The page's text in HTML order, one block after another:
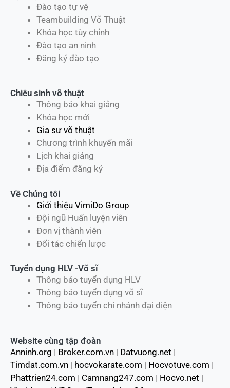
Đào tạo tự vệ
Teambuilding Võ Thuật
Khóa học tùy chỉnh
Đào tạo an ninh
Đăng ký đào tạo
Chiêu sinh võ thuật
Thông báo khai giảng
Khóa học mới
Gia sư võ thuật
Chương trình khuyến mãi
Lịch khai giảng
Địa điểm đăng ký
Về Chúng tôi
Giới thiệu VimiDo Group
Đội ngũ Huấn luyện viên
Đơn vị thành viên
Đối tác chiến lược
Tuyển dụng HLV -Võ sĩ
Thông báo tuyển dụng HLV
Thông báo tuyển dụng võ sĩ
Thông báo tuyển chi nhánh đại diện
Website cùng tập đoàn
Anninh.org | Broker.com.vn | Datvuong.net |
Timdat.com.vn | hocvokarate.com | Hocvotuve.com |
Phattrien24.com | Camnang247.com | Hocvo.net |